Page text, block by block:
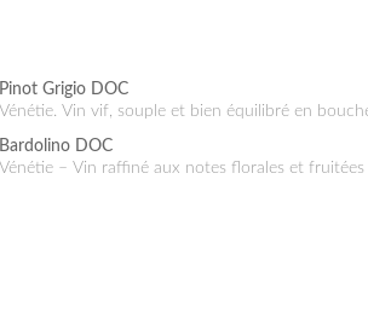
Pinot Grigio DOC
Vénétie. Vin vif, souple et bien équilibré en
Bardolino DOC
Vénétie – Vin raffiné aux notes florales et fruitées